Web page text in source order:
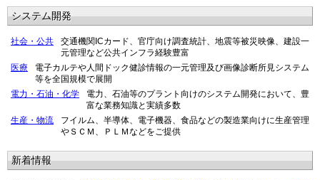
システム開発
社会・公共
交通機関ICカード、官庁向け調査統計、地震等被災映像、建設一
元管理など公共インフラ経験豊富
医療
電子カルテや人間ドック健診情報の一元管理及び画像診断所見システム
等を全国規模で展開
電力・石油・化学
電力、石油等のプラント向けのシステム開発において、豊
富な業務知識と実績多数
生産・物流
フイルム、半導体、電子機器、食品などの製造業向けに生産管理
やＳＣＭ、ＰＬＭなどをご提供
新着情報